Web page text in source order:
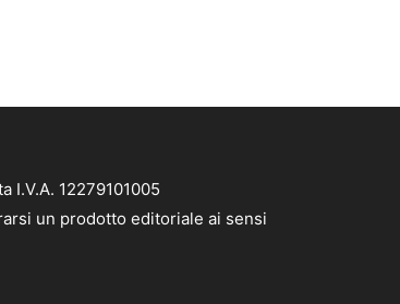
I.V.A. 12279101005
un prodotto editoriale ai sensi